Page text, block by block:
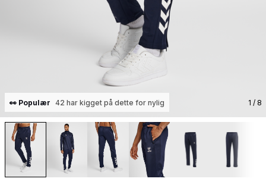
👀 Populær 42 har kigget på dette for nylig 1 / 8